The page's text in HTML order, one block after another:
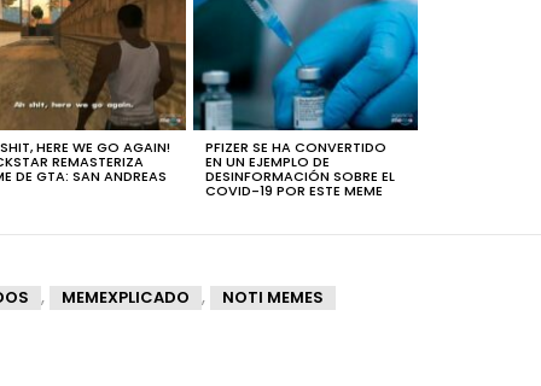
HERE WE GO AGAIN!
REMASTERIZA
DE GTA: SAN ANDREAS
PFIZER SE HA CONVERTIDO
EN UN EJEMPLO DE
DESINFORMACIÓN SOBRE EL
COVID-19 POR ESTE MEME
, MEMEXPLICADO , NOTI MEMES